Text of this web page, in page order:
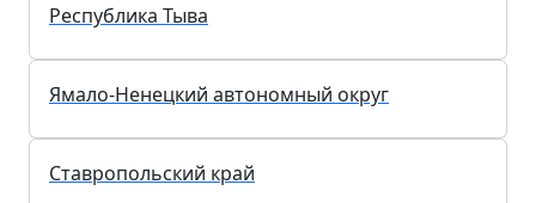
Республика Тыва
Ямало-Ненецкий автономный округ
Ставропольский край